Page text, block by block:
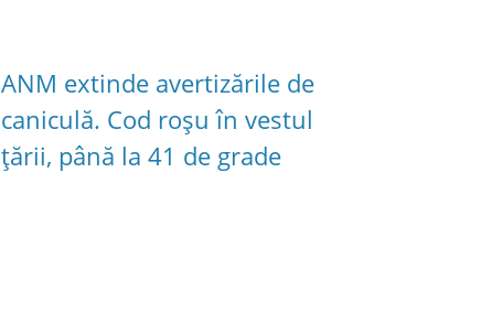
ANM extinde avertizările de
caniculă. Cod roșu în vestul
țării, până la 41 de grade